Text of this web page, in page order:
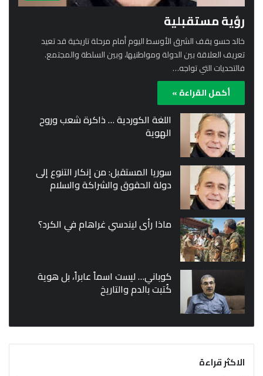
رؤية مستقبلية
خالد حسو يقف الشرق الأوسط اليوم أمام مرحلة تاريخية قد تعيد
تعريف العلاقة بين الدولة ومواطنيها، وبين السلطة والمجتمع.
فالتحديات التي تواجه…
أكمل القراءة »
اللغة الكوردية … ذاكرة شعب وروح
الهوية
سوريا المستقبل: من إنكار التنوع إلى
دولة الحقوق والشراكة والسلام
ماذا رأى ليندسي غراهام في الكرد؟
كوباني… ليست اسماً عابراً، بل هوية
كُتبت بالدم والتاريخ
الاكثر قراءة